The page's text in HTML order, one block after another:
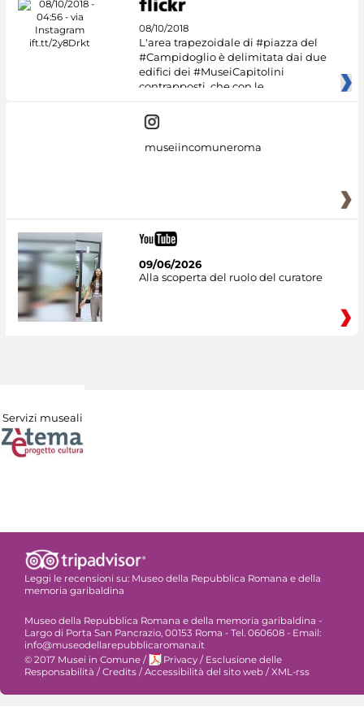
08/10/2018
L'area trapezoidale di #piazza del
#Campidoglio è delimitata dai due
edifici dei #MuseiCapitolini
contrapposti, che con le
museiincomuneroma
09/06/2026
Alla scoperta del ruolo del curatore
Servizi museali
Leggi le recensioni su: Museo della Repubblica Romana e della
memoria garibaldina
Museo della Repubblica Romana e della memoria garibaldina -
Largo di Porta San Pancrazio, 00153 Roma - Tel. 060608 - Email:
info@museodellarepubblicaromana.it
© 2017 Musei in Comune / Privacy / Esclusione delle
Responsabilità / Credits / Accessibilità del sito web / XML-rss